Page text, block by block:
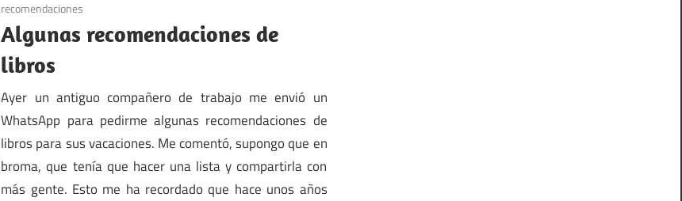
recomendaciones
Algunas recomendaciones de
libros
Ayer un antiguo compañero de trabajo me envió un
WhatsApp para pedirme algunas recomendaciones de
libros para sus vacaciones. Me comentó, supongo que en
broma, que tenía que hacer una lista y compartirla con
más gente. Esto me ha recordado que hace unos años